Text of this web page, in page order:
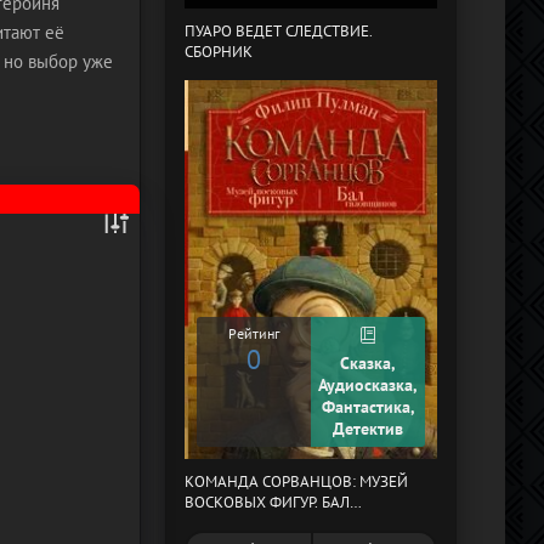
её
но выбор уже
ПУАРО ВЕДЕТ СЛЕДСТВИЕ.
СБОРНИК
Рейтинг
0
Сказка,
Аудиосказка,
Фантастика,
Детектив
КОМАНДА СОРВАНЦОВ: МУЗЕЙ
ВОСКОВЫХ ФИГУР. БАЛ